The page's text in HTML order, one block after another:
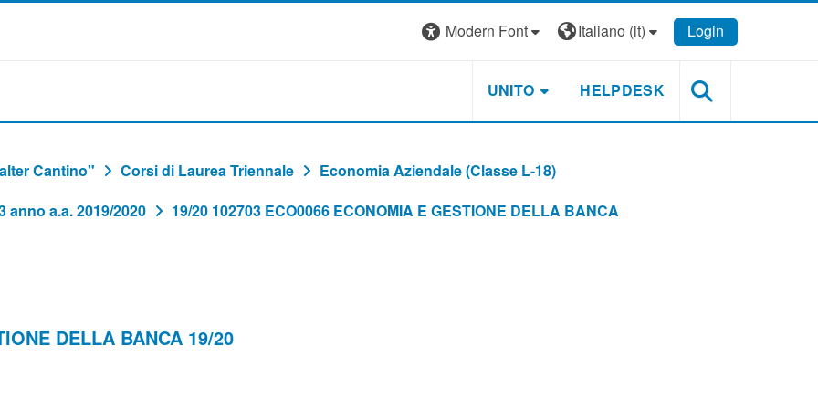
Modern Font Italiano ‎(it)‎ Login
UNITO HELPDESK
Cantino" Corsi di Laurea Triennale
Economia Aziendale (Classe L-18)
anno a.a. 2019/2020
19/20 102703 ECO0066 ECONOMIA E GESTIONE DELLA BANCA
DELLA BANCA 19/20